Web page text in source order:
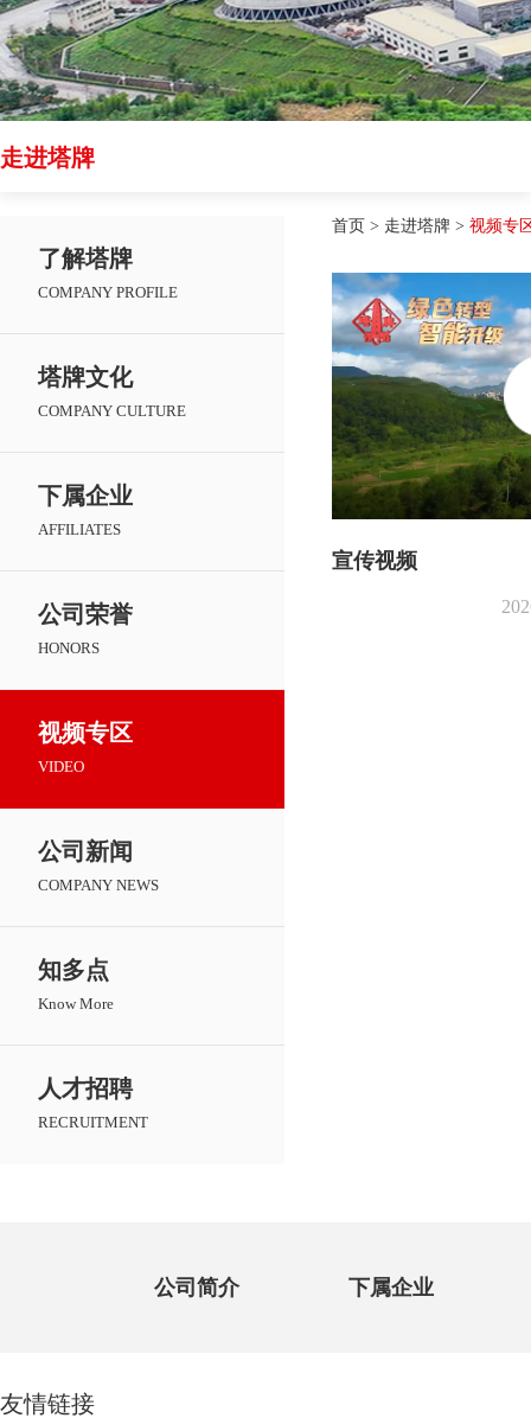
走进塔牌
了解塔牌
COMPANY PROFILE
塔牌文化
COMPANY CULTURE
下属企业
AFFILIATES
公司荣誉
HONORS
视频专区
VIDEO
公司新闻
COMPANY NEWS
知多点
Know More
人才招聘
RECRUITMENT
首页 > 走进塔牌 > 视频专
宣传视频
公司简介 下属企业
友情链接